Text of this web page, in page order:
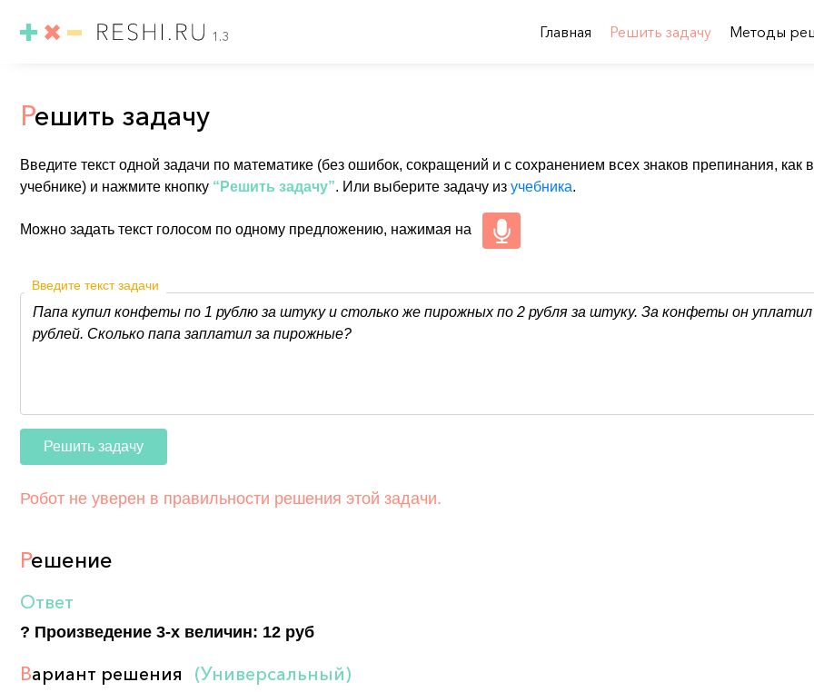
1.3 Главная Решить задачу Методы
Решить задачу
Введите текст одной задачи по математике (без ошибок, сокращений и с сохранением всех знаков препинания, как в
учебнике) и нажмите кнопку “Решить задачу”. Или выберите задачу из учебника.
Можно задать текст голосом по одному предложению, нажимая на
Введите текст задачи
Решить задачу
Робот не уверен в правильности решения этой задачи.
Решение
Ответ
? Произведение 3-х величин: 12 руб
Вариант решения (Универсальный)